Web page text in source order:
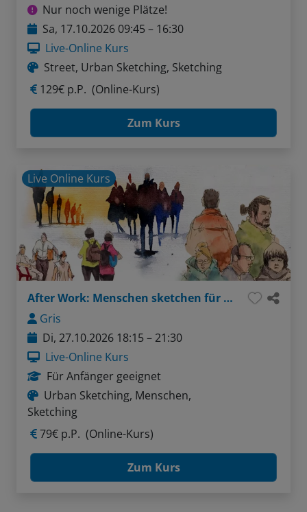
Nur noch wenige Plätze!
Sa, 17.10.2026 09:45 – 16:30
Live-Online Kurs
Street, Urban Sketching, Sketching
129€ p.P. (Online-Kurs)
Zum Kurs
Live Online Kurs
After Work: Menschen sketchen für Einsteiger
Gris
Di, 27.10.2026 18:15 – 21:30
Live-Online Kurs
Für Anfänger geeignet
Urban Sketching, Menschen,
Sketching
79€ p.P. (Online-Kurs)
Zum Kurs